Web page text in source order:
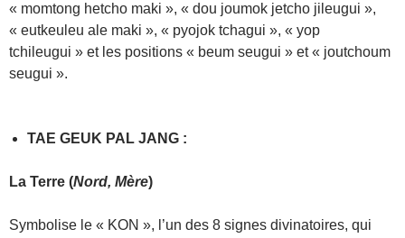
« momtong hetcho maki », « dou joumok jetcho jileugui »,
« eutkeuleu ale maki », « pyojok tchagui », « yop
tchileugui » et les positions « beum seugui » et « joutchoum
seugui ».
TAE GEUK PAL JANG :
La Terre (Nord, Mère)
Symbolise le « KON », l’un des 8 signes divinatoires, qui